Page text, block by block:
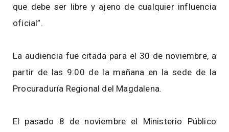
que debe ser libre y ajeno de cualquier influencia
oficial”.
La audiencia fue citada para el 30 de noviembre, a
partir de las 9:00 de la mañana en la sede de la
Procuraduría Regional del Magdalena.
El pasado 8 de noviembre el Ministerio Público